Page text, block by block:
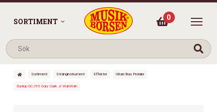
SORTIMENT 0
Sortiment Stränginstrument Effekter Gitarr/Bas Pedaler
Dunlop GCJ95 Gary Clark Jr WahWah